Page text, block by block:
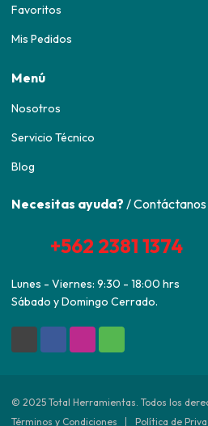
Favoritos
Mis Pedidos
Menú
Nosotros
Servicio Técnico
Blog
Necesitas ayuda? / Contáctanos
+562 2381 1374
Lunes - Viernes: 9:30 - 18:00 hrs
Sábado y Domingo Cerrado.
© 2025 Total Herramientas. Todos los
Términos y Condiciones
Política de